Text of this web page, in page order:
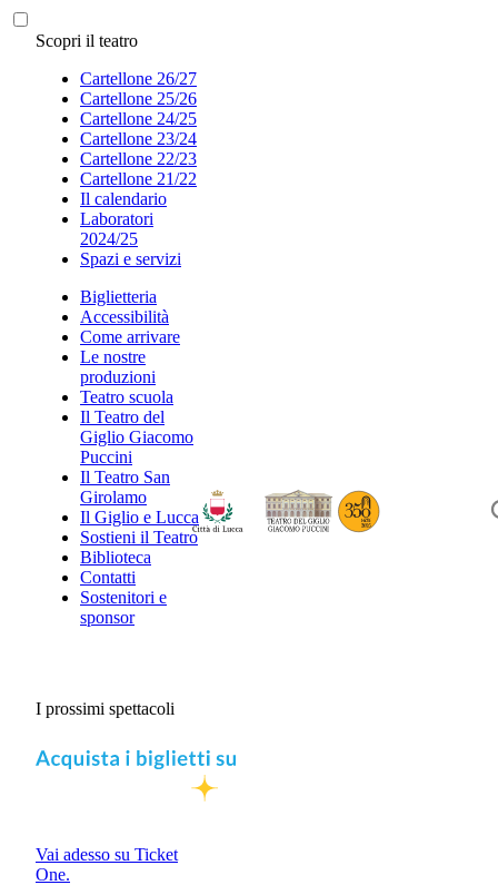
Scopri il teatro
Cartellone 26/27
Cartellone 25/26
Cartellone 24/25
Cartellone 23/24
Cartellone 22/23
Cartellone 21/22
Il calendario
Laboratori
2024/25
Spazi e servizi
Biglietteria
Accessibilità
Come arrivare
Le nostre
produzioni
Teatro scuola
Il Teatro del
Giglio Giacomo
Puccini
Il Teatro San
Girolamo
Il Giglio e Lucca
Sostieni il Teatro
Biblioteca
Contatti
Sostenitori e
sponsor
I prossimi spettacoli
Vai adesso su Ticket
One.